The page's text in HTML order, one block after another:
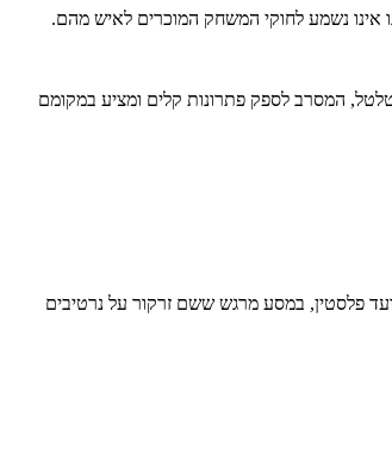
אינו נשמע לחוקי המשחק המוכרים לאיש מהם.
המסרב לספק פתרונות קלים ומציע במקומם
פלסטין, במסע מרגש ששם זרקור על נרטיבים